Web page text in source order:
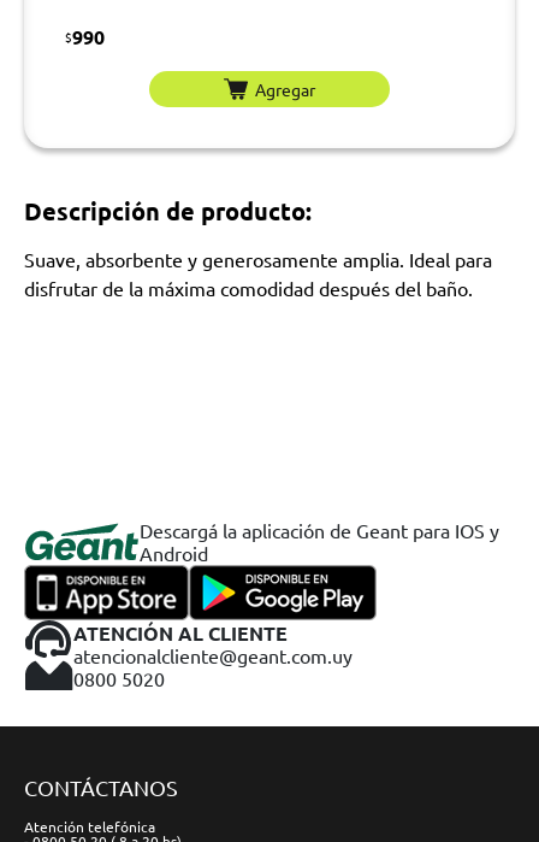
$990
Agregar
Descripción de producto:
Suave, absorbente y generosamente amplia. Ideal para
disfrutar de la máxima comodidad después del baño.
Descargá la aplicación de Geant para IOS y
Android
ATENCIÓN AL CLIENTE
atencionalcliente@geant.com.uy
0800 5020
CONTÁCTANOS
Atención telefónica